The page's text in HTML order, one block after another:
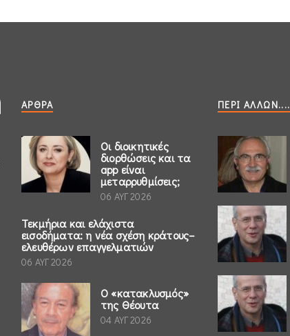
ΆΡΘΡΑ
Οι διοικητικές
διορθώσεις και τα
app είναι
μεταρρυθμίσεις;
06 ΑΥΓ 2026
Τεκμήρια και ελάχιστα
εισοδήματα: η νέα σχέση κράτους–
ελευθέρων επαγγελματιών
06 ΑΥΓ 2026
Ο «κατακλυσμός»
της Θέουτα
04 ΑΥΓ 2026
ΠΕΡΊ ΆΛΛΩΝ....